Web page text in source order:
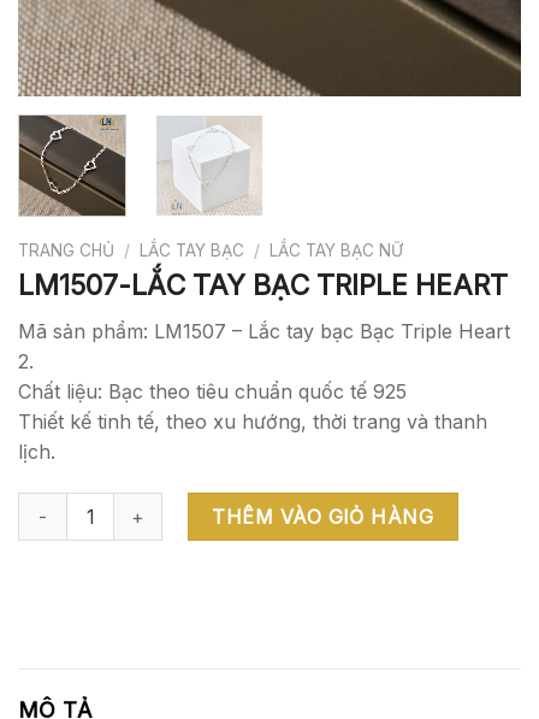
TRANG CHỦ / LẮC TAY BẠC / LẮC TAY BẠC NỮ
LM1507-LẮC TAY BẠC TRIPLE HEART
Mã sản phẩm: LM1507 – Lắc tay bạc Bạc Triple Heart
2.
Chất liệu: Bạc theo tiêu chuẩn quốc tế 925
Thiết kế tinh tế, theo xu hướng, thời trang và thanh
lịch.
LM1507-LẮC TAY BẠC TRIPLE HEART số lượng
THÊM VÀO GIỎ HÀNG
MÔ TẢ